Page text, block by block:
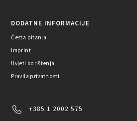
DODATNE INFORMACIJE
Česta pitanja
Imprint
Uvjeti korištenja
Pravila privatnosti
+385 1 2002 575